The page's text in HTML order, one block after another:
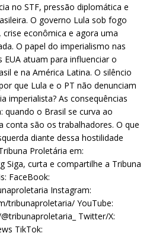
no STF, pressão diplomática e
O governo Lula sob fogo
econômica e agora uma
O papel do imperialismo nas
atuam para influenciar o
e na América Latina. O silêncio
que Lula e o PT não denunciam
imperialista? As consequências
quando o Brasil se curva ao
conta são os trabalhadores. O que
diante dessa hostilidade
Proletária em:
Siga, curta e compartilhe a Tribuna
FaceBook:
Instagram:
tribunaproletaria/ YouTube:
Twitter/X:
TikTok: